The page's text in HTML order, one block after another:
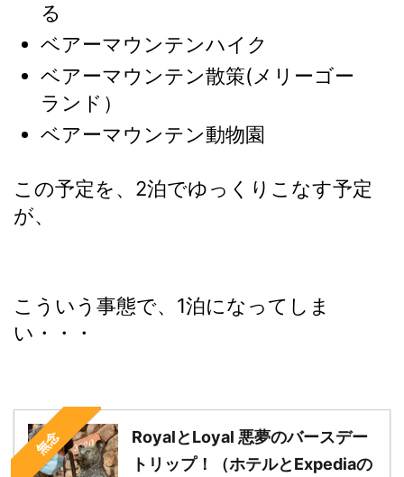
る
ベアーマウンテンハイク
ベアーマウンテン散策(メリーゴー
ランド）
ベアーマウンテン動物園
この予定を、2泊でゆっくりこなす予定
が、
こういう事態で、1泊になってしま
い・・・
無念
RoyalとLoyal 悪夢のバースデー
トリップ！（ホテルとExpediaの